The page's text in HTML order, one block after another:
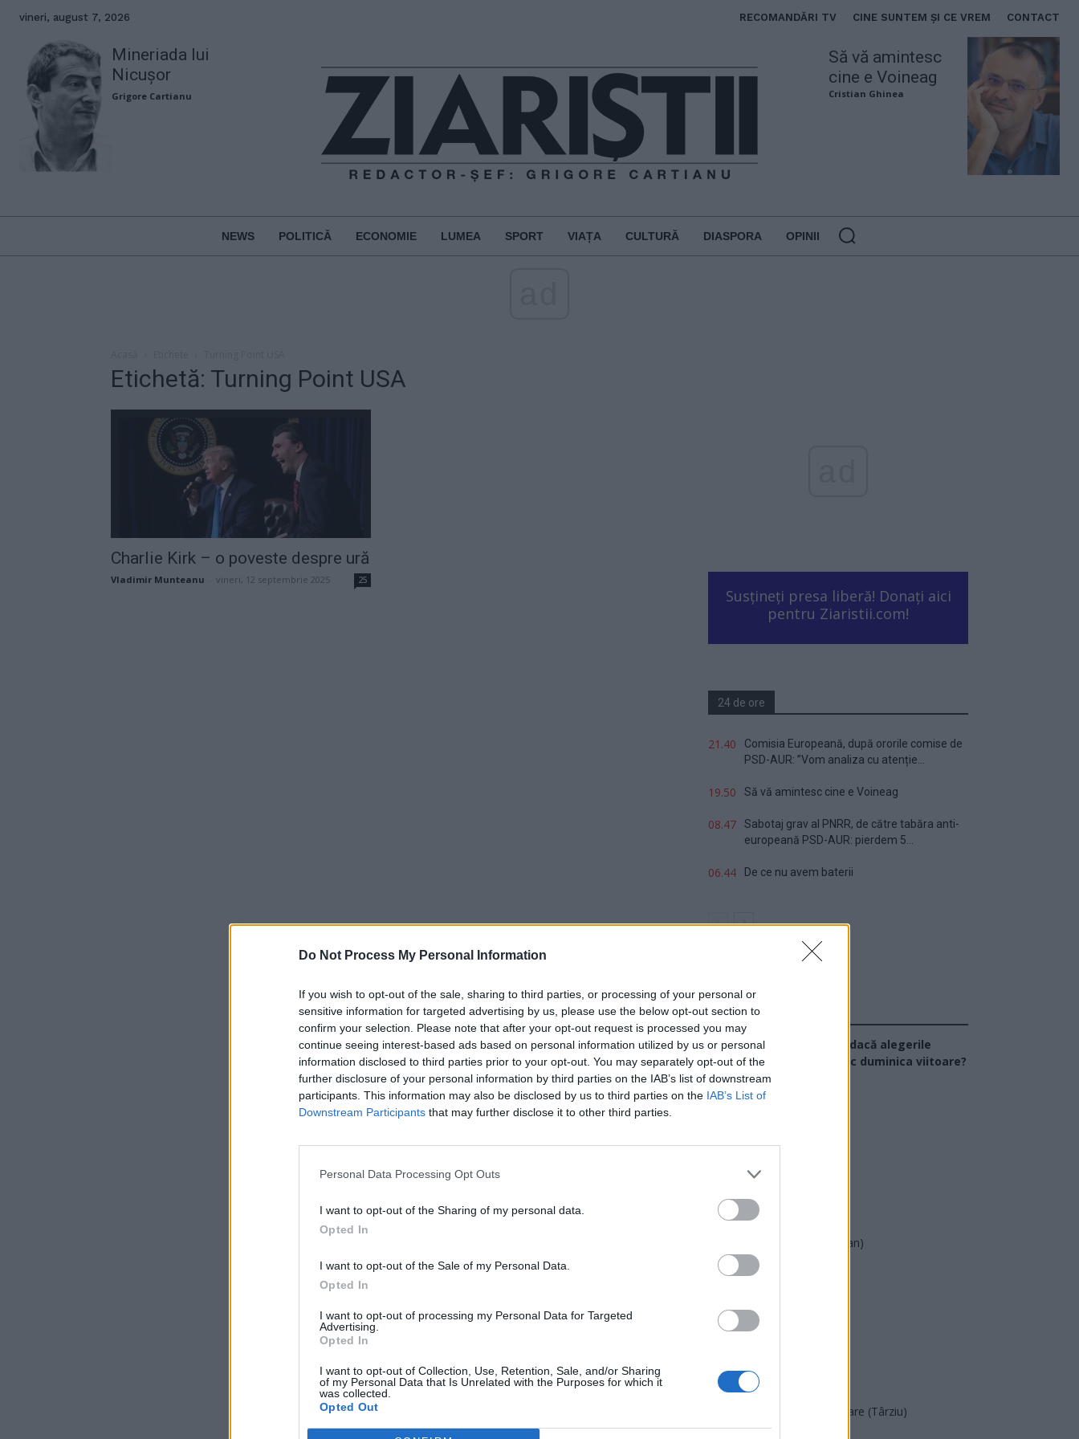
Do Not Process My Personal Information
If you wish to opt-out of the sale, sharing to third parties, or processing of your personal or
sensitive information for targeted advertising by us, please use the below opt-out section to
confirm your selection. Please note that after your opt-out request is processed you may
continue seeing interest-based ads based on personal information utilized by us or personal
information disclosed to third parties prior to your opt-out. You may separately opt-out of the
further disclosure of your personal information by third parties on the IAB’s list of downstream
participants. This information may also be disclosed by us to third parties on the IAB’s List of
Downstream Participants that may further disclose it to other third parties.
Personal Data Processing Opt Outs
I want to opt-out of the Sharing of my personal data.
Opted In
I want to opt-out of the Sale of my Personal Data.
Opted In
I want to opt-out of processing my Personal Data for Targeted
Advertising.
Opted In
I want to opt-out of Collection, Use, Retention, Sale, and/or Sharing
of my Personal Data that Is Unrelated with the Purposes for which it
was collected.
Opted Out
vineri, august 7, 2026 RECOMANDĂRI TV CINE SUNTEM ȘI CE VREM CONTACT
Mineriada lui
Nicușor
Grigore Cartianu
Să vă amintesc
cine e Voineag
Cristian Ghinea
NEWS POLITICĂ ECONOMIE LUMEA SPORT VIAȚA CULTURĂ DIASPORA OPINII
Etichetă: Turning Point USA
Charlie Kirk – o poveste despre ură
Vladimir Munteanu vineri, 12 septembrie 2025 25
Susțineți presa liberă! Donați aici
pentru Ziaristii.com!
24 de ore
21.40
Comisia Europeană, după ororile comise de
PSD-AUR: ”Vom analiza cu atenție...
19.50 Să vă amintesc cine e Voineag
08.47
Sabotaj grav al PNRR, de către tabăra anti-
europeană PSD-AUR: pierdem 5...
06.44 De ce nu avem baterii
Sondaj
Ce partid ați vota dacă alegerile
parlamentare ar avea loc duminica viitoare?
USR
PSD
AUR
PMP (Tomac)
Forța Dreptei (L. Orban)
PNȚMM
SENS
PACE (Peia)
Acțiunea Conservatoare (Târziu)